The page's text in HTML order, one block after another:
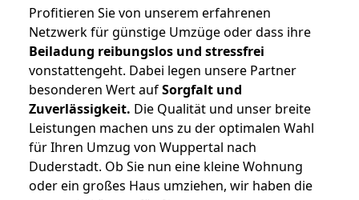
Profitieren Sie von unserem erfahrenen
Netzwerk für günstige Umzüge oder dass ihre
Beiladung reibungslos und stressfrei
vonstattengeht. Dabei legen unsere Partner
besonderen Wert aufSorgfalt und
Zuverlässigkeit. Die Qualität und unser breite
Leistungen machen uns zu der optimalen Wahl
für Ihren Umzug von Wuppertal nach
Duderstadt. Ob Sie nun eine kleine Wohnung
oder ein großes Haus umziehen, wir haben die